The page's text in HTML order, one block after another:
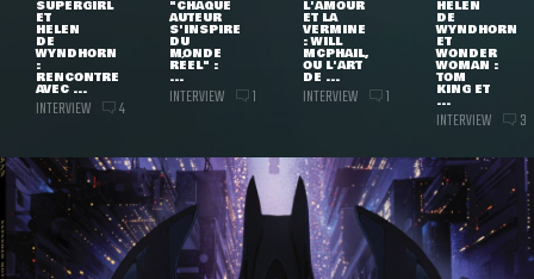
SUPERGIRL
ET
HELEN
DE
WYNDHORN
:
RENCONTRE
AVEC ...
INTERVIEW 4
"CHAQUE
AUTEUR
S'INSPIRE
DU
MONDE
RÉEL" :
...
INTERVIEW 1
L'AMOUR
ET LA
VERMINE
: WILL
MCPHAIL,
OU L'ART
DE ...
INTERVIEW 1
HELEN
DE
WYNDHORN
ET
WONDER
WOMAN :
TOM
KING ET
...
INTERVIEW 3